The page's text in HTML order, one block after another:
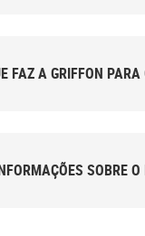
PRODUTOS. O QUE FAZ A
SOBRE O